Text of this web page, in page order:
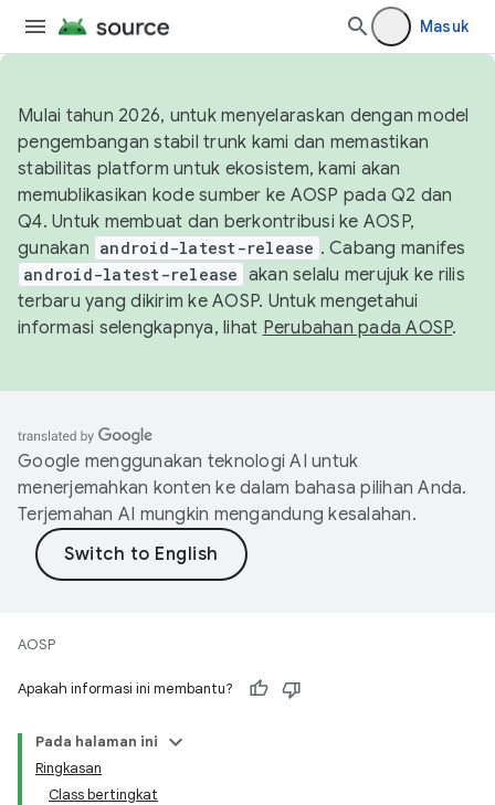
Masuk
Mulai tahun 2026, untuk menyelaraskan dengan model
pengembangan stabil trunk kami dan memastikan
stabilitas platform untuk ekosistem, kami akan
memublikasikan kode sumber ke AOSP pada Q2 dan
Q4. Untuk membuat dan berkontribusi ke AOSP,
gunakan android-latest-release . Cabang manifes
android-latest-release akan selalu merujuk ke rilis
terbaru yang dikirim ke AOSP. Untuk mengetahui
informasi selengkapnya, lihat Perubahan pada AOSP.
Google menggunakan teknologi AI untuk
menerjemahkan konten ke dalam bahasa pilihan Anda.
Terjemahan AI mungkin mengandung kesalahan.
AOSP
Apakah informasi ini membantu?
Pada halaman ini
Ringkasan
Class bertingkat